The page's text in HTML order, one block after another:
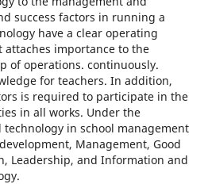
success factors in running a
have a clear operating
attaches importance to the
of operations. continuously.
for teachers. In addition,
is required to participate in the
in all works. Under the
in school management
Management, Good
Leadership, and Information and